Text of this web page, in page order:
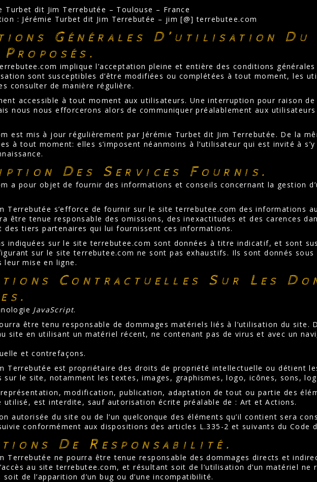
Turbet dit Jim Terrebutée – Toulouse – France
: Jérémie Turbet dit Jim Terrebutée – jim [@] terrebutee.com
Générales D’utilisation Du
implique l’acceptation pleine et entière des conditions
sont susceptibles d’être modifiées ou complétées à tout moment, les
consulter de manière régulière.
accessible à tout moment aux utilisateurs. Une interruption pour raison
nous nous efforcerons alors de communiquer préalablement aux
est mis à jour régulièrement par Jérémie Turbet dit Jim Terrebutée. De la
à tout moment: elles s’imposent néanmoins à l’utilisateur qui est invité à
Des Services Fournis.
a pour objet de fournir des informations et conseils concernant la gestion
Terrebutée s’efforce de fournir sur le site terrebutee.com des informations
être tenue responsable des omissions, des inexactitudes et des carences
tiers partenaires qui lui fournissent ces informations.
indiquées sur le site terrebutee.com sont données à titre indicatif, et sont
sur le site terrebutee.com ne sont pas exhaustifs. Ils sont donnés
leur mise en ligne.
Contractuelles Sur Les
JavaScript.
être tenu responsable de dommages matériels liés à l’utilisation du site.
site en utilisant un matériel récent, ne contenant pas de virus et avec un
et contrefaçons.
Terrebutée est propriétaire des droits de propriété intellectuelle ou détient
sur le site, notamment les textes, images, graphismes, logo, icônes, sons,
modification, publication, adaptation de tout ou partie des
utilisé, est interdite, sauf autorisation écrite préalable de : Art et Actions.
autorisée du site ou de l’un quelconque des éléments qu’il contient sera
conformément aux dispositions des articles L.335-2 et suivants du Code
De Responsabilité.
Terrebutée ne pourra être tenue responsable des dommages directs et
au site terrebutee.com, et résultant soit de l’utilisation d’un matériel ne
de l’apparition d’un bug ou d’une incompatibilité.